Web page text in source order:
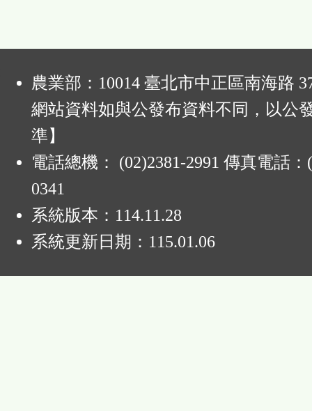
農業部：10014 臺北市中正區南海路
網站資料如與公發布資料不同，以公
準】
電話總機： (02)2381-2991 傳真電話：
0341
系統版本： 114.11.28
系統更新日期： 115.01.06